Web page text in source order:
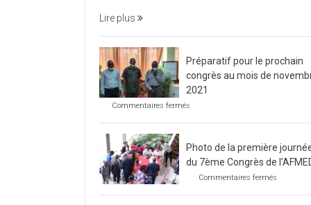
Lire plus
Préparatif pour le prochain
congrès au mois de
2021
Commentaires fermés
prochain
congrès
mois
de
Photo de la première
du 7ème Congrès de
Commentaires fermés